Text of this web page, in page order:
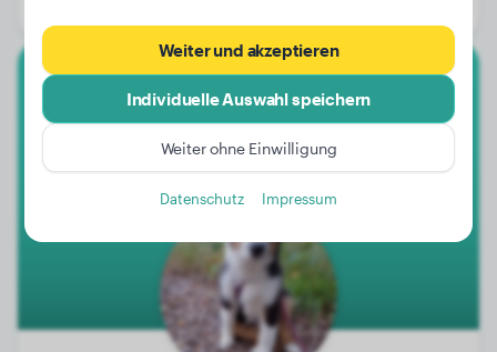
Australian Shepherd
Spexa
Weiter und akzeptieren
Individuelle Auswahl speichern
Weiter ohne Einwilligung
Datenschutz Impressum